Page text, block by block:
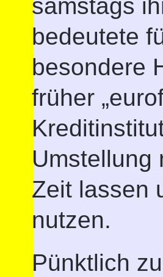
samstags
bedeutete
besondere
früher
Umstellung
Zeit lassen
nutzen.
Pünktlich